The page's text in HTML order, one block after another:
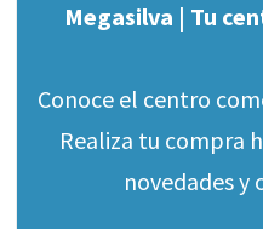
Megasilva | Tu
Conoce el centro
Realiza tu compra
novedades y